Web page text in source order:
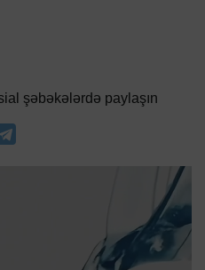
şəbəkələrdə paylaşın